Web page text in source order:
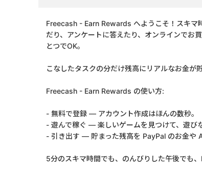
Freecash - Earn Rewards へようこそ！スキマ
だり、アンケートに答えたり、オンラインで
とつでOK。
こなしたタスクの分だけ残高にリアルなお金が
Freecash - Earn Rewards の使い方:
- 無料で登録 — アカウント作成はほんの数秒。
- 遊んで稼ぐ — 楽しいゲームを見つけて、遊び
- 引き出す — 貯まった残高を PayPal のお金や
5分のスキマ時間でも、のんびりした午後でも